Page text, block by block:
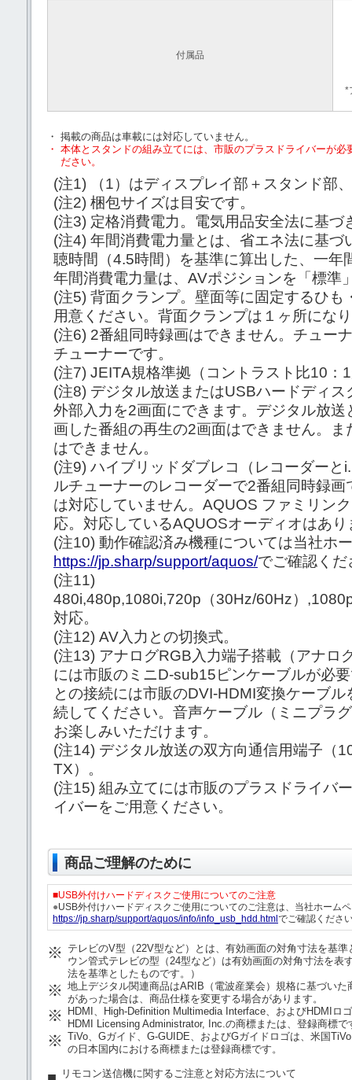
付属品
*
・ 掲載の商品は車載には対応していません。
・ 本体とスタンドの組み立てには、市販のプラスドライバーが
ださい。
(注1) （1）はディスプレイ部＋スタンド部
(注2) 梱包サイズは目安です。
(注3) 定格消費電力。電気用品安全法に基づ
(注4) 年間消費電力量とは、省エネ法に基づ
聴時間（4.5時間）を基準に算出した、一年
年間消費電力量は、AVポジションを「標準
(注5) 背面クランプ。壁面等に固定するひも
用意ください。背面クランプは１ヶ所にな
(注6) 2番組同時録画はできません。チュー
チューナーです。
(注7) JEITA規格準拠（コントラスト比10：
(注8) デジタル放送またはUSBハードディ
外部入力を2画面にできます。デジタル放
画した番組の再生の2画面はできません。
はできません。
(注9) ハイブリッドダブレコ（レコーダーと
ルチューナーのレコーダーで2番組同時録
は対応していません。AQUOS ファミリン
応。対応しているAQUOSオーディオはあり
(注10) 動作確認済み機種については当社ホ
https://jp.sharp/support/aquos/でご確認くだ
(注11)
480i,480p,1080i,720p（30Hz/60Hz）
対応。
(注12) AV入力との切換式。
(注13) アナログRGB入力端子搭載（アナロ
には市販のミニD-sub15ピンケーブルが必
との接続には市販のDVI-HDMI変換ケーブ
続してください。音声ケーブル（ミニプラ
お楽しみいただけます。
(注14) デジタル放送の双方向通信用端子（
TX）。
(注15) 組み立てには市販のプラスドライバ
イバーをご用意ください。
商品ご理解のために
■USB外付けハードディスクご使用についてのご注意
●USB外付けハードディスクご使用についてのご注意は、当社ホーム
https://jp.sharp/support/aquos/info/info_usb_hdd.html でご確認くださ
※
テレビのV型（22V型など）とは、有効画面の対角寸法を基
ウン管式テレビの型（24型など）は有効画面の対角寸法を表
法を基準としたものです。）
※ 地上デジタル関連商品はARIB（電波産業会）規格に基づい
があった場合は、商品仕様を変更する場合があります。
※
HDMI、High-Definition Multimedia Interface、およびHDMIロ
HDMI Licensing Administrator, Inc.の商標または、登録商標で
※ TiVo、Gガイド、G-GUIDE、およびGガイドロゴは、米国
の日本国内における商標または登録商標です。
リモコン送信機に関するご注意と対応方法について